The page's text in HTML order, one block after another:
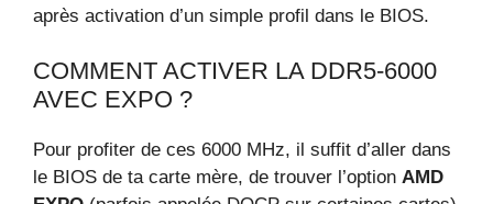
après activation d’un simple profil dans le BIOS.
COMMENT ACTIVER LA DDR5-6000
AVEC EXPO ?
Pour profiter de ces 6000 MHz, il suffit d’aller dans
le BIOS de ta carte mère, de trouver l’option AMD